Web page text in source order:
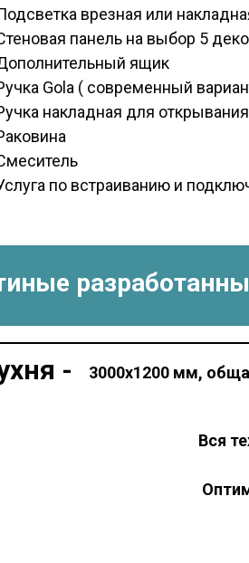
врезная или
панель на выбор 5
ящик
Gola ( современный
накладная для
по встраиванию и
3000х1200 мм,
Вся
-